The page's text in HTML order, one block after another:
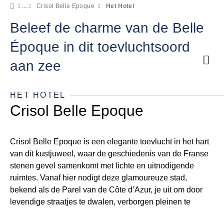
Crisol Belle Epoque Het Hotel
Beleef de charme van de Belle
Époque in dit toevluchtsoord
aan zee
HET HOTEL
Crisol Belle Epoque
Crisol Belle Epoque is een elegante toevlucht in het hart
van dit kustjuweel, waar de geschiedenis van de Franse
stenen gevel samenkomt met lichte en uitnodigende
ruimtes. Vanaf hier nodigt deze glamoureuze stad,
bekend als de Parel van de Côte d’Azur, je uit om door
levendige straatjes te dwalen, verborgen pleinen te